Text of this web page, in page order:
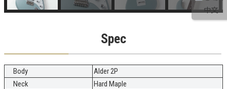
中文
Spec
Body
Alder 2P
Neck
Hard Maple